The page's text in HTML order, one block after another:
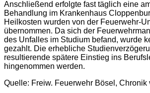
Anschließend erfolgte fast täglich eine
Behandlung im Krankenhaus
Heilkosten wurden von der Feuerwehr-
übernommen. Da sich der
des Unfalles im Studium befand, wurde
gezahlt. Die erhebliche
resultierende spätere Einstieg ins
hingenommen werden.
Quelle: Freiw. Feuerwehr Bösel, Chronik